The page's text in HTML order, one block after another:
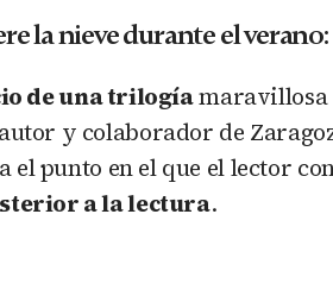
la nieve durante el
de una trilogíamaravillosa
y colaborador de
el punto en el que el lector
a la lectura.